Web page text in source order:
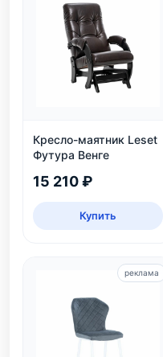
Кресло-маятник Leset
Футура Венге
15 210 ₽
Купить
реклама